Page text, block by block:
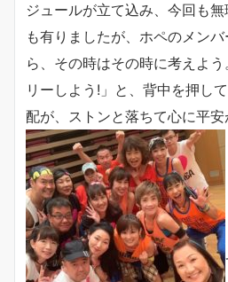
ジュールが立て込み、今回も
も有りましたが、ホペのメン
ら、その時はその時に考えよ
リーしよう!」と、背中を押し
配が、ストンと落ちて心に平安